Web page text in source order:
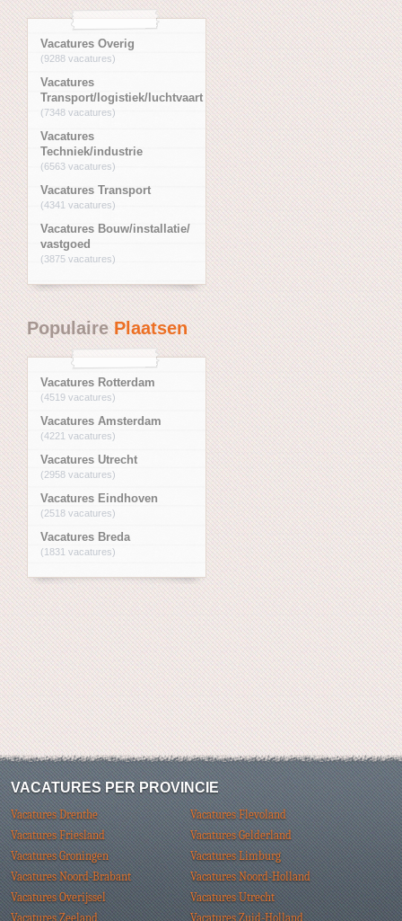
Vacatures Overig
(9288 vacatures)
Vacatures
Transport/logistiek/luchtvaart
(7348 vacatures)
Vacatures
Techniek/industrie
(6563 vacatures)
Vacatures Transport
(4341 vacatures)
Vacatures Bouw/installatie/
vastgoed
(3875 vacatures)
PopulairePlaatsen
Vacatures Rotterdam
(4519 vacatures)
Vacatures Amsterdam
(4221 vacatures)
Vacatures Utrecht
(2958 vacatures)
Vacatures Eindhoven
(2518 vacatures)
Vacatures Breda
(1831 vacatures)
VACATURES PER PROVINCIE
Vacatures Drenthe
Vacatures Flevoland
Vacatures Friesland
Vacatures Gelderland
Vacatures Groningen
Vacatures Limburg
Vacatures Noord-Brabant
Vacatures Noord-Holland
Vacatures Overijssel
Vacatures Utrecht
Vacatures Zeeland
Vacatures Zuid-Holland